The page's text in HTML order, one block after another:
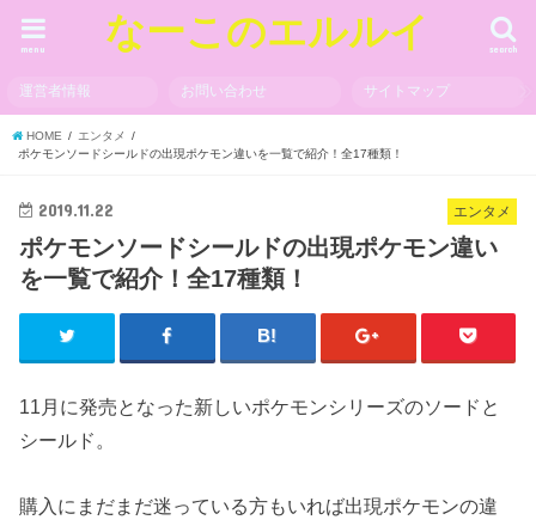
なーこのエルルイ search
menu
運営者情報 お問い合わせ サイトマップ
HOME
エンタメ
ポケモンソードシールドの出現ポケモン違いを一覧で紹介！全17種類！
エンタメ
2019.11.22
ポケモンソードシールドの出現ポケモン違い
を一覧で紹介！全17種類！
11月に発売となった新しいポケモンシリーズのソードと
シールド。
購入にまだまだ迷っている方もいれば出現ポケモンの違